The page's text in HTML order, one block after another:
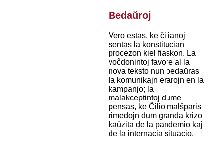
Bedaŭroj
Vero estas, ke ĉilianoj
sentas la konstitucian
procezon kiel fiaskon. La
voĉdonintoj favore al la
nova teksto nun bedaŭras
la komunikajn erarojn en la
kampanjo; la
malakceptintoj dume
pensas, ke Ĉilio malŝparis
rimedojn dum granda krizo
kaŭzita de la pandemio kaj
de la internacia situacio.